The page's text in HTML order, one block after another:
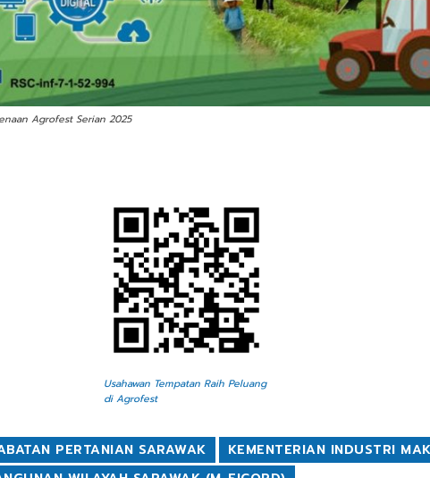
Agrofest Serian 2025
Usahawan Tempatan Raih Peluang
di Agrofest
PERTANIAN SARAWAK
KEMENTERIAN INDUSTRI